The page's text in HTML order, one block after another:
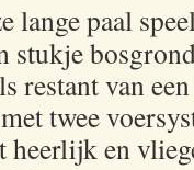
lange paal
stukje
restant van
twee
en